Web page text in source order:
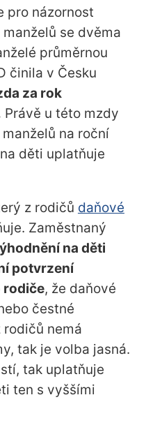
pro názornost
se dvěma
průměrnou
činila v Česku
za rok
Právě u této mzdy
na roční
děti uplatňuje
z rodičů daňové
Zaměstnaný
na děti
potvrzení
rodiče, že daňové
čestné
rodičů nemá
tak je volba jasná.
tak uplatňuje
ten s vyššími